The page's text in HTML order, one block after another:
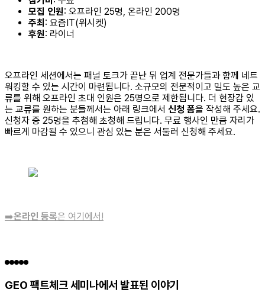
모집 인원: 오프라인 25명, 온라인 200명
주최 : 요즘IT(위시켓)
후원: 라이너
오프라인 세션에서는 패널 토크가 끝난 뒤 업계 전문가들과 함께 네트
워킹할 수 있는 시간이 마련됩니다. 소규모의 전문적이고 밀도 높은 교
류를 위해 오프라인 초대 인원은 25명으로 제한됩니다. 더 현장감 있
는 교류를 원하는 분들께서는 아래 링크에서 신청 폼을 작성해 주세요.
신청자 중 25명을 추첨해 초청해 드립니다. 무료 행사인 만큼 자리가
빠르게 마감될 수 있으니 관심 있는 분은 서둘러 신청해 주세요.
➡️온라인 등록은 여기에서!
GEO 팩트체크 세미나에서 발표된 이야기